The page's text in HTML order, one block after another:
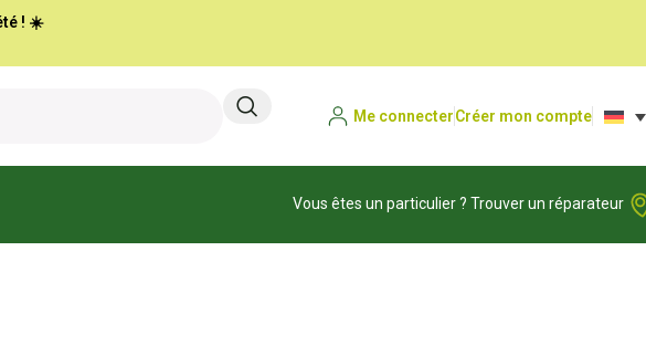
! ☀️
Me connecterCréer mon compte
Vous êtes un particulier ? Trouver un réparateur